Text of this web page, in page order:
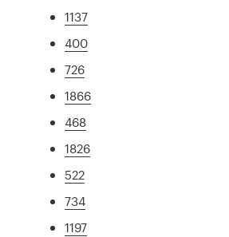
1137
400
726
1866
468
1826
522
734
1197